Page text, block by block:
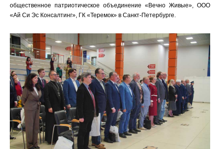
общественное патриотическое объединение «Вечно Живые», ООО
«Ай Си Эс Консалтинг», ГК «Теремок» в Санкт-Петербурге.